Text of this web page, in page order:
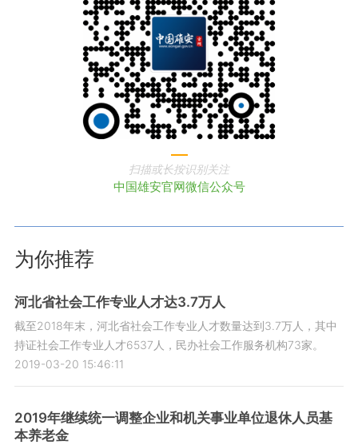
扫描或长按识别关注
中国雄安官网微信公众号
为你推荐
河北省社会工作专业人才达3.7万人
截至2018年末，河北省社会工作专业人才数量达到3.7万人，其中
持证社会工作专业人才6537人，民办社会工作服务机构73家。
2019-03-20 15:46:11
2019年继续统一调整企业和机关事业单位退休人员基
本养老金